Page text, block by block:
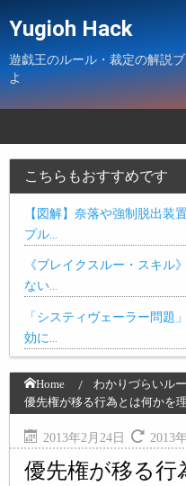
Yugioh Hack
遊戯王のルール・裁定の解説
よ
こちらもおすすめです
【図解】奈落や強制脱出装
プル…
《ブレイクスルー・スキル
ない…
「システィヴェーラー問題
効に…
Home わかりづらいル
優先権が移る行為とは何かを
2013年2月24日 2013
優先権が移る行